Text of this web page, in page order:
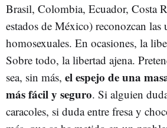
Brasil, Colombia, Ecuador, Costa
estados de México) reconozcan
homosexuales. En ocasiones, la
Sobre todo, la libertad ajena.
sea, sin más, el espejo de una
más fácil y seguro. Si alguien
caracoles, si duda entre fresa y